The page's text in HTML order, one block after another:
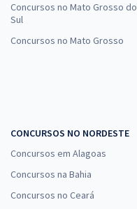
Concursos no Mato Grosso do
Sul
Concursos no Mato Grosso
CONCURSOS NO NORDESTE
Concursos em Alagoas
Concursos na Bahia
Concursos no Ceará